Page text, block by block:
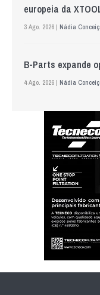
europeia da
3 Ago. 2026 | Nádia
B-Parts expande
4 Ago. 2026 | Nádia